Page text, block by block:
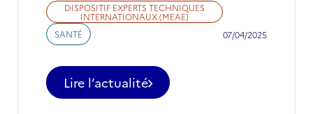
DISPOSITIF EXPERTS TECHNIQUES
INTERNATIONAUX (MEAE)
SANTÉ
07/04/2025
Lire l’actualité
-
Trois